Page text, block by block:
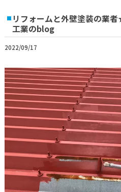
リフォームと外壁塗装の業
工業のblog
2022/09/17